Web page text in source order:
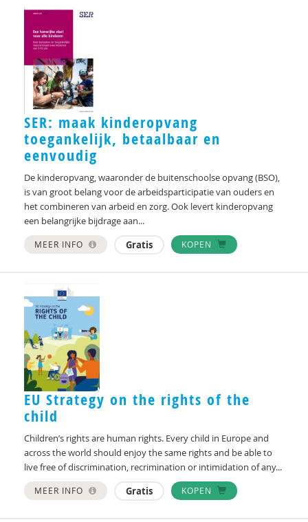
SER: maak kinderopvang
toegankelijk, betaalbaar en
eenvoudig
De kinderopvang, waaronder de buitenschoolse opvang (BSO),
is van groot belang voor de arbeidsparticipatie van ouders en
het combineren van arbeid en zorg. Ook levert kinderopvang
een belangrijke bijdrage aan...
MEER INFO Gratis KOPEN
EU Strategy on the rights of the
child
Children’s rights are human rights. Every child in Europe and
across the world should enjoy the same rights and be able to
live free of discrimination, recrimination or intimidation of any...
MEER INFO Gratis KOPEN